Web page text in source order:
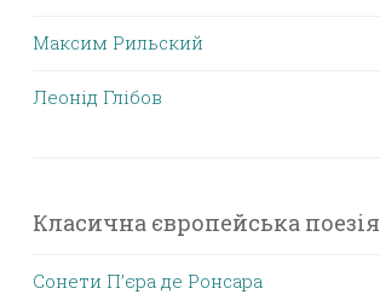
Максим Рильский
Леонід Глібов
Класична європейська поезія
Сонети П’єра де Ронсара